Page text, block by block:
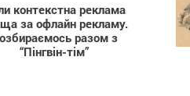
контекстна реклама
за офлайн рекламу.
разом з
“Пінгвін-тім”